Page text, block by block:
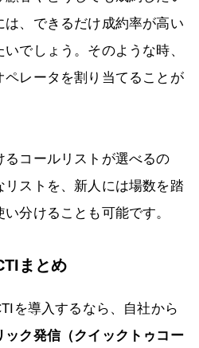
、できるだけ成約率が高い
でしょう。そのような時、
ペレータを割り当てることが
るコールリストが選べるの
ストを、新人には場数を踏
分けることも可能です。
まとめ
を導入するなら、自社から
ック発信（クイックトゥコー